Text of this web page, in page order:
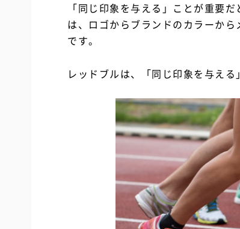
「同じ印象を与える」ことが重要だ
は、ロゴからブランドのカラーか
です。
レッドブルは、「同じ印象を与え